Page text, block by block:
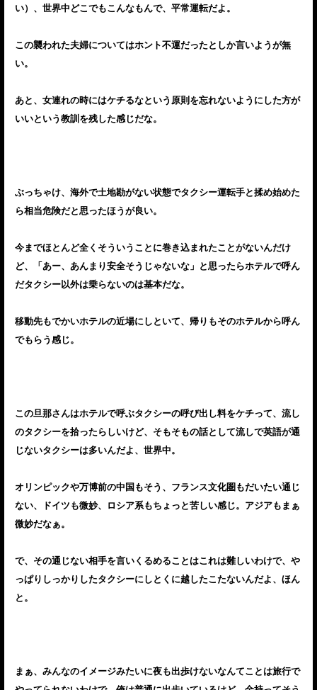
い）、世界中どこでもこんなもんで、平常運転だよ。
この襲われた夫婦についてはホント不運だったとしか言いようが無
い。
あと、女連れの時にはケチるなという原則を忘れないようにした方が
いいという教訓を残した感じだな。
ぶっちゃけ、海外で土地勘がない状態でタクシー運転手と揉め始めた
ら相当危険だと思ったほうが良い。
今までほとんど全くそういうことに巻き込まれたことがないんだけ
ど、「あー、あんまり安全そうじゃないな」と思ったらホテルで呼ん
だタクシー以外は乗らないのは基本だな。
移動先もでかいホテルの近場にしといて、帰りもそのホテルから呼ん
でもらう感じ。
この旦那さんはホテルで呼ぶタクシーの呼び出し料をケチって、流し
のタクシーを拾ったらしいけど、そもそもの話として流しで英語が通
じないタクシーは多いんだよ、世界中。
オリンピックや万博前の中国もそう、フランス文化圏もだいたい通じ
ない、ドイツも微妙、ロシア系もちょっと苦しい感じ。アジアもまぁ
微妙だなぁ。
で、その通じない相手を言いくるめることはこれは難しいわけで、や
っぱりしっかりしたタクシーにしとくに越したこたないんだよ、ほん
と。
まぁ、みんなのイメージみたいに夜も出歩けないなんてことは旅行で